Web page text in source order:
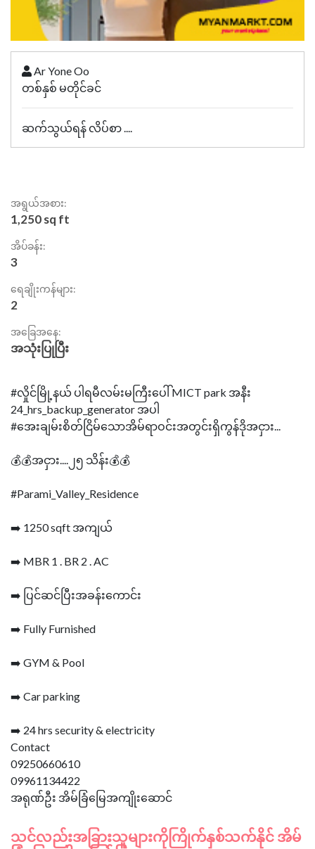
Ar Yone Oo
တစ်နှစ် မတိုင်ခင်
ဆက်သွယ်ရန် လိပ်စာ ....
အရွယ်အစား:
1,250 sq ft
အိပ်ခန်း:
3
ရေချိုးကန်များ:
2
အခြေအနေ:
အသုံးပြုပြီး
#လှိုင်မြို့နယ် ပါရမီလမ်းမကြီးပေါ် MICT park အနီး
24_hrs_backup_generator အပါ
#အေးချမ်းစိတ်ငြိမ်သောအိမ်ရာဝင်းအတွင်းရှိကွန်ဒိုအငှား...
💰💰အငှား....၂၅ သိန်း💰💰
#Parami_Valley_Residence
➡️ 1250 sqft အကျယ်
➡️ MBR 1 . BR 2 . AC
➡️ ပြင်ဆင်ပြီးအခန်းကောင်း
➡️ Fully Furnished
➡️ GYM & Pool
➡️ Car parking
➡️ 24 hrs security & electricity
Contact
09250660610
09961134422
သင်လည်းအခြားသူများကိုကြိုက်နှစ်သက်နိုင် အိမ်